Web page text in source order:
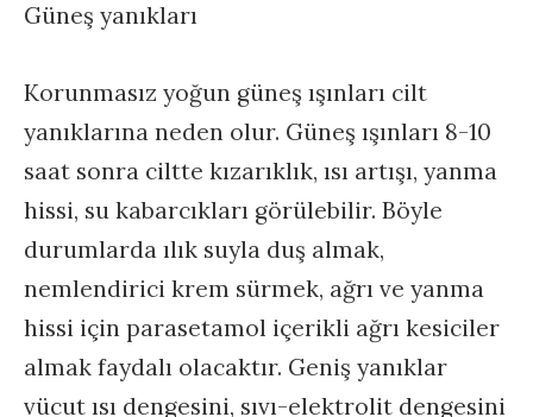
Güneş yanıkları
Korunmasız yoğun güneş ışınları cilt
yanıklarına neden olur. Güneş ışınları 8-10
saat sonra ciltte kızarıklık, ısı artışı, yanma
hissi, su kabarcıkları görülebilir. Böyle
durumlarda ılık suyla duş almak,
nemlendirici krem sürmek, ağrı ve yanma
hissi için parasetamol içerikli ağrı kesiciler
almak faydalı olacaktır. Geniş yanıklar
vücut ısı dengesini, sıvı-elektrolit dengesini